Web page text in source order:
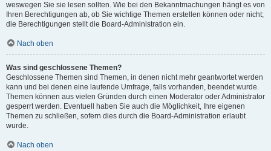
weswegen Sie sie lesen sollten. Wie bei den Bekanntmachungen hängt es von
Ihren Berechtigungen ab, ob Sie wichtige Themen erstellen können oder nicht;
die Berechtigungen stellt die Board-Administration ein.
Nach oben
Was sind geschlossene Themen?
Geschlossene Themen sind Themen, in denen nicht mehr geantwortet werden
kann und bei denen eine laufende Umfrage, falls vorhanden, beendet wurde.
Themen können aus vielen Gründen durch einen Moderator oder Administrator
gesperrt werden. Eventuell haben Sie auch die Möglichkeit, Ihre eigenen
Themen zu schließen, sofern dies durch die Board-Administration erlaubt
wurde.
Nach oben